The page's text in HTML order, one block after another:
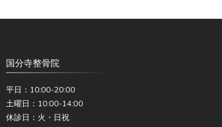
国分寺整骨院
平日：10:00-20:00
土曜日：10:00-14:00
休診日：火・日祝